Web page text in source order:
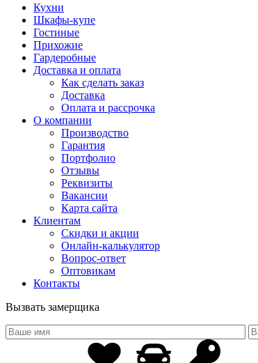
Кухни
Шкафы-купе
Гостиные
Прихожие
Гардеробные
Доставка и оплата
Как сделать заказ
Доставка
Оплата и рассрочка
О компании
Производство
Гарантия
Портфолио
Отзывы
Реквизиты
Вакансии
Карта сайта
Клиентам
Скидки и акции
Онлайн-калькулятор
Вопрос-ответ
Оптовикам
Контакты
Вызвать замерщика